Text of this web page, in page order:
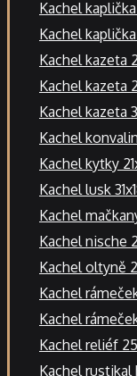
Kachel
Kachel
Kachel kazeta
Kachel kazeta
Kachel kazeta
Kachel
Kachel kytky
Kachel lusk
Kachel
Kachel nische
Kachel oltyně
Kachel
Kachel
Kachel reliéf
Kachel rustikal